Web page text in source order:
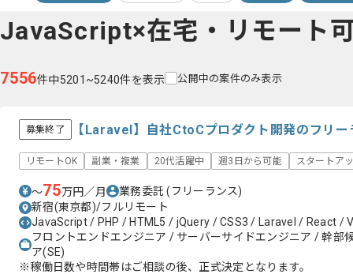
JavaScript×在宅・リモート
7556件中5201~5240件を表示 公開中の案件のみ表示
募集終了 【Laravel】自社CtoCプロダクト開発のフリ
リモートOK 副業・複業 20代活躍中 週3日から可能 スタートア
〜75万円／月 業務委託(フリーランス)
新宿(東京都)/フルリモート
JavaScript / PHP / HTML5 / jQuery / CSS3 / Laravel / React /
フロントエンドエンジニア / サーバーサイドエンジニア / 幹部
ア(SE)
※稼働日数や時間帯はご相談の後、正式決定となります。